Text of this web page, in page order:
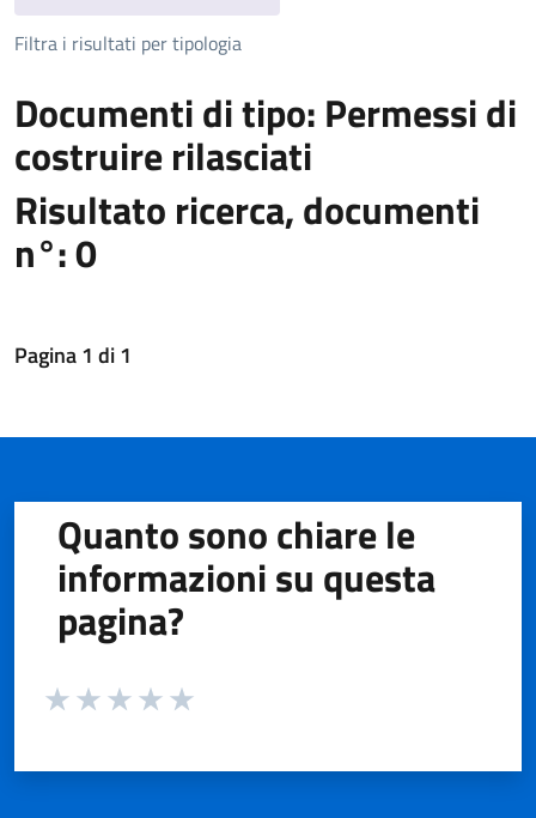
Filtra i risultati per tipologia
Documenti di tipo: Permessi di
costruire rilasciati
Risultato ricerca, documenti
n°: 0
Pagina1 di1
Quanto sono chiare le
informazioni su questa
pagina?
Valuta da 1 a 5 stelle la pagina